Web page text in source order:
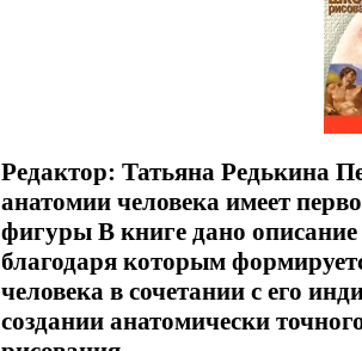
Редактор: Татьяна Редькина
анатомии человека имеет
фигуры В книге дано
благодаря которым
человека в сочетании с его
создании анатомически